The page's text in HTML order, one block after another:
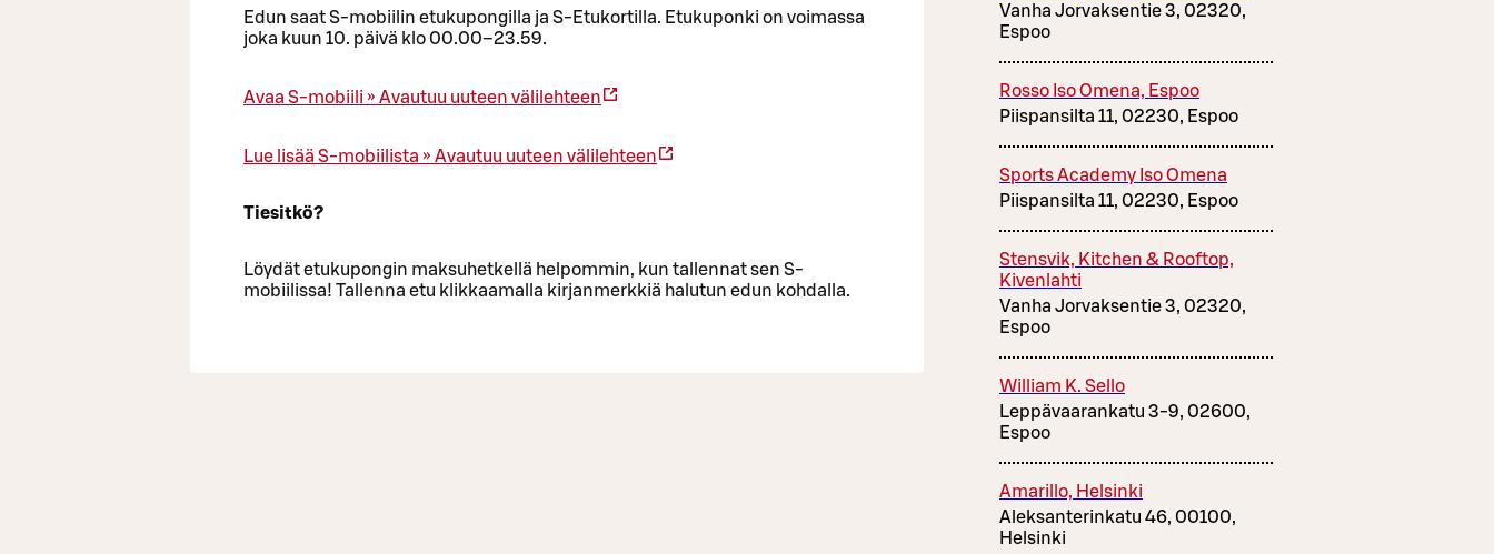
Edun saat S-mobiilin etukupongilla ja S-Etukortilla. Etukuponki on voimassa
joka kuun 10. päivä klo 00.00–23.59.
Avaa S-mobiili » Avautuu uuteen välilehteen
Lue lisää S-mobiilista » Avautuu uuteen välilehteen
Tiesitkö?
Löydät etukupongin maksuhetkellä helpommin, kun tallennat sen S-
mobiilissa! Tallenna etu klikkaamalla kirjanmerkkiä halutun edun kohdalla.
Vanha Jorvaksentie 3, 02320,
Espoo
Rosso Iso Omena, Espoo
Piispansilta 11, 02230, Espoo
Sports Academy Iso Omena
Piispansilta 11, 02230, Espoo
Stensvik, Kitchen & Rooftop,
Kivenlahti
Vanha Jorvaksentie 3, 02320,
Espoo
William K. Sello
Leppävaarankatu 3-9, 02600,
Espoo
Amarillo, Helsinki
Aleksanterinkatu 46, 00100,
Helsinki